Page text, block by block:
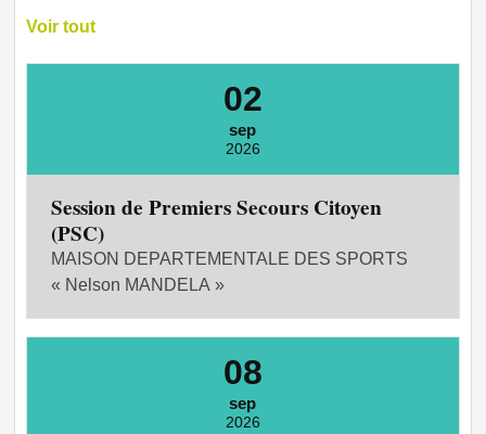
Voir tout
02
sep
2026
Session de Premiers Secours Citoyen
(PSC)
MAISON DEPARTEMENTALE DES SPORTS
« Nelson MANDELA »
08
sep
2026